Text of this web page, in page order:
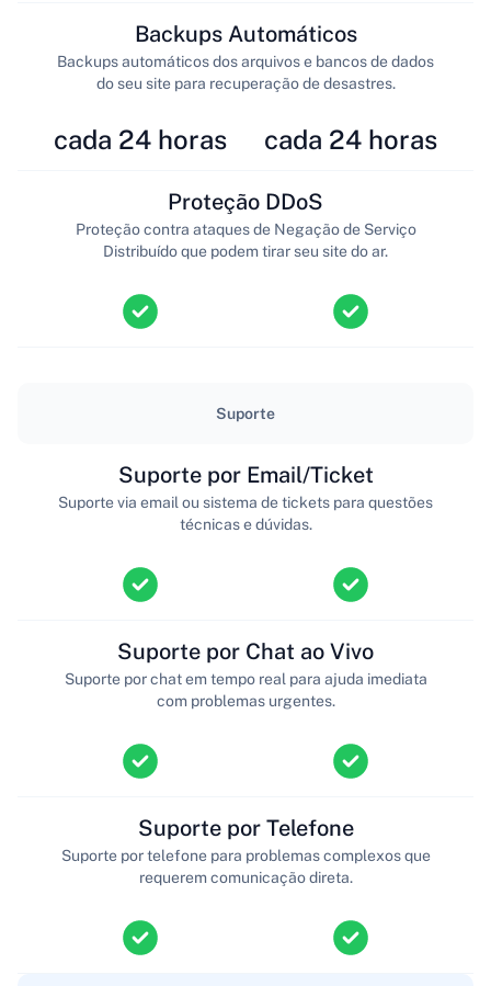
cada 24 horas
Backups Automáticos
Backups automáticos dos arquivos e bancos de dados
do seu site para recuperação de desastres.
cada 24 horas
Proteção DDoS
Proteção contra ataques de Negação de Serviço
Distribuído que podem tirar seu site do ar.
Suporte
Suporte por Email/Ticket
Suporte via email ou sistema de tickets para questões
técnicas e dúvidas.
Suporte por Chat ao Vivo
Suporte por chat em tempo real para ajuda imediata
com problemas urgentes.
Suporte por Telefone
Suporte por telefone para problemas complexos que
requerem comunicação direta.